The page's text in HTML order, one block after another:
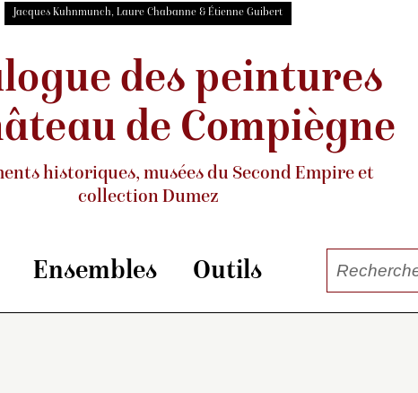
Jacques Kuhnmunch, Laure Chabanne & Étienne Guibert
des peintures
de Compiègne
historiques, muséesdu Second Empire et
collection Dumez
Ensembles Outils